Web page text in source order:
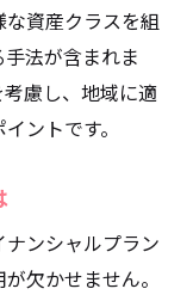
資産クラスを組
法が含まれま
慮し、地域に適
ントです。
ンシャルプラン
欠かせません。